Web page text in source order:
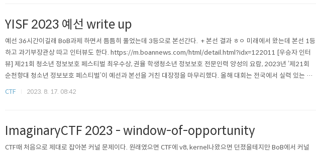
YISF 2023 예선 write up
예선 36시간이길래 BoB과제 하면서 틈틈히 풀었는데 3등으로 본선간다. + 본선 결과 ㅎㅇ 미래에서 왔는데 본선 1등
하고 과기부장관상 따고 인터뷰도 한다. https://m.boannews.com/html/detail.html?idx=122011 [우승자 인터
뷰] 제21회 청소년 정보보호 페스티벌 최우수상, 권율 학생청소년 정보보호 전문인력 양성의 요람, 2023년 ‘제21회
순천향대 청소년 정보보호 페스티벌’이 예선과 본선을 거친 대장정을 마무리했다. 올해 대회는 전국에서 실력 있는 학
CTF 2023. 8. 17. 08:42
ImaginaryCTF 2023 - window-of-opportunity
CTF때 처음으로 제대로 잡아본 커널 문제이다. 원래였으면 CTF에 v8, kernel나왔으면 던졌을테지만 BoB에서 커널